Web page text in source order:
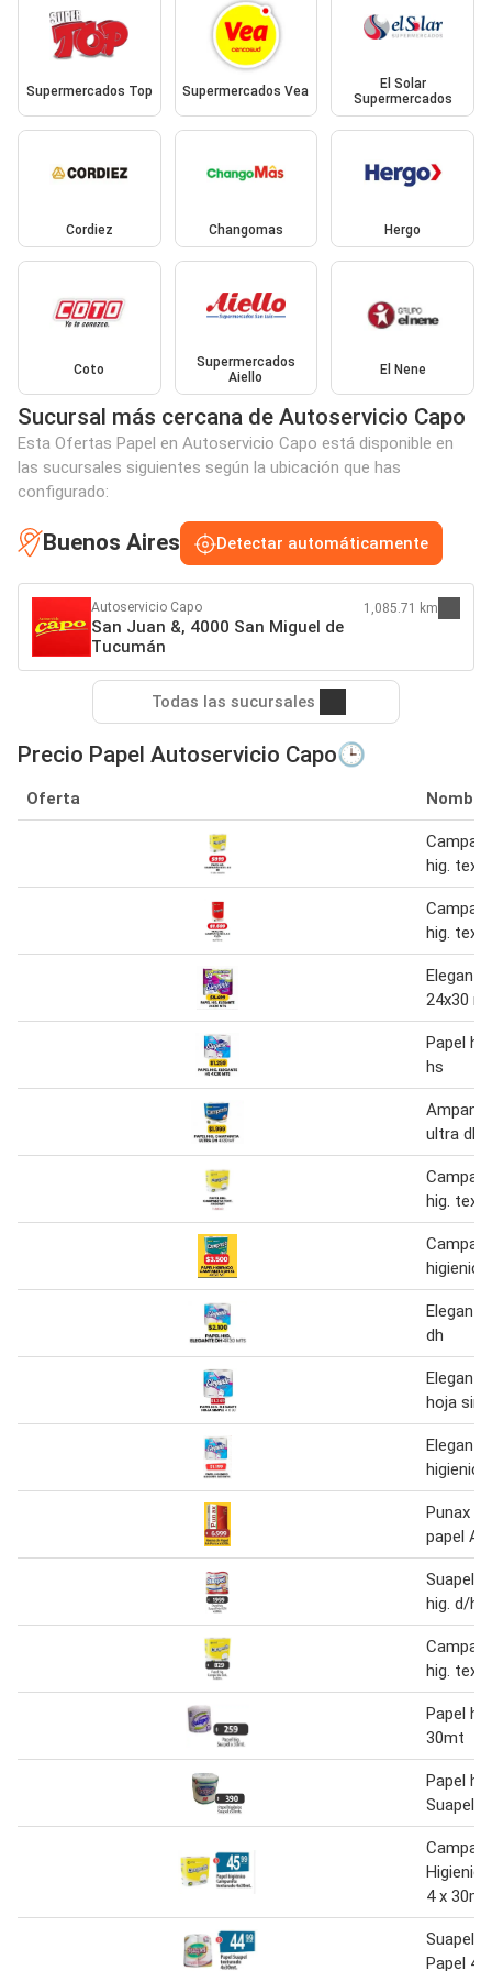
Supermercados Top Supermercados Vea
El Solar
Supermercados
Cordiez Changomas Hergo
Coto
Supermercados
Aiello
El Nene
Sucursal más cercana de Autoservicio Capo
Esta Ofertas Papel en Autoservicio Capo está disponible en
las sucursales siguientes según la ubicación que has
configurado:
Buenos Aires Detectar automáticamente
Autoservicio Capo
San Juan &, 4000 San Miguel de
Tucumán
1,085.71 km
Todas las sucursales
Precio Papel Autoservicio Capo🕒
Oferta Nombre
hig.
hig. text.
24x30
Papel
hs
ultra dh
hig. text.
dh
hoja
higienico
Punax
papel A4
Suapel
hig. d/h
hig. text.
Papel
30mt
Papel
Suapel
4 x 30mt
Suapel
Papel